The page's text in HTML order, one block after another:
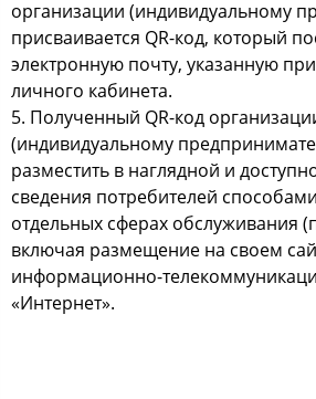
организации (индивидуальному
присваивается QR-код, который
электронную почту, указанную
личного кабинета.
5. Полученный QR-код
(индивидуальному
разместить в наглядной и
сведения потребителей
отдельных сферах обслуживания
включая размещение на своем
информационно-
«Интернет».